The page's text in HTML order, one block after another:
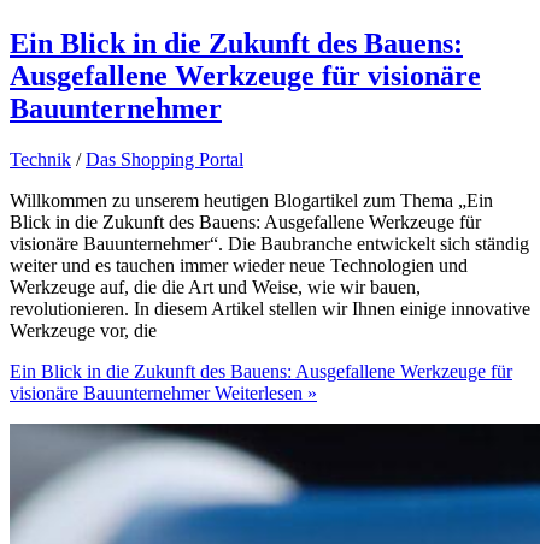
Ein Blick in die Zukunft des Bauens:
Ausgefallene Werkzeuge für visionäre
Bauunternehmer
Technik /Das Shopping Portal
Willkommen zu unserem heutigen Blogartikel zum Thema „Ein
Blick in die Zukunft des Bauens: Ausgefallene Werkzeuge für
visionäre Bauunternehmer“. Die Baubranche entwickelt sich ständig
weiter und es tauchen immer wieder neue Technologien und
Werkzeuge auf, die die Art und Weise, wie wir bauen,
revolutionieren. In diesem Artikel stellen wir Ihnen einige innovative
Werkzeuge vor, die
Ein Blick in die Zukunft des Bauens: Ausgefallene Werkzeuge für
visionäre BauunternehmerWeiterlesen »